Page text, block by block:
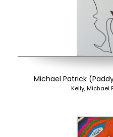
Michael Patrick
Kelly, Michael